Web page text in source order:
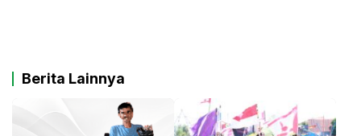
Berita Lainnya